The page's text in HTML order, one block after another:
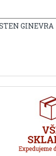
GINEVRA